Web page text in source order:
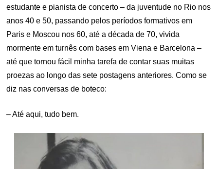
estudante e pianista de concerto – da juventude no Rio nos
anos 40 e 50, passando pelos períodos formativos em
Paris e Moscou nos 60, até a década de 70, vivida
mormente em turnês com bases em Viena e Barcelona –
até que tornou fácil minha tarefa de contar suas muitas
proezas ao longo das sete postagens anteriores. Como se
diz nas conversas de boteco:
– Até aqui, tudo bem.